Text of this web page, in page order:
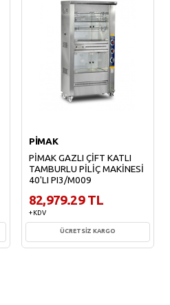
PİMAK
PİMAK GAZLI ÇİFT KATLI
TAMBURLU PİLİÇ MAKİNESİ
40'LI PI3/M009
82,979.29 TL
+ KDV
ÜCRETSİZ KARGO